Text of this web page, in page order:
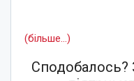
(більше…)
Сподобалось?